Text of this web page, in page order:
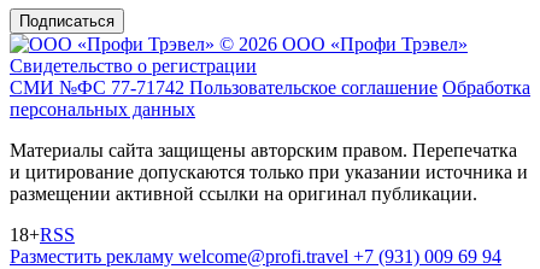
Подписаться
© 2026 ООО «Профи Трэвeл»
Свидетельство о регистрации
СМИ №ФС 77-71742 Пользовательское соглашение Обработка
персональных данных
Материалы сайта защищены авторским правом. Перепечатка
и цитирование допускаются только при указании источника и
размещении активной ссылки на оригинал публикации.
18+RSS
Разместить рекламу welcome@profi.travel +7 (931) 009 69 94